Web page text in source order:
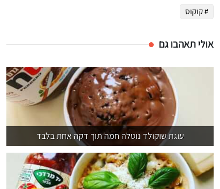
# קוקוס
אולי תאהבו גם
עוגת שוקולד נוטלה חמה תוך דקה אחת בלבד